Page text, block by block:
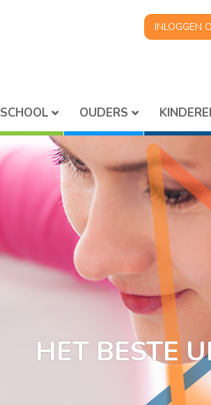
INLOGGEN
SCHOOL OUDERS
HET BESTE